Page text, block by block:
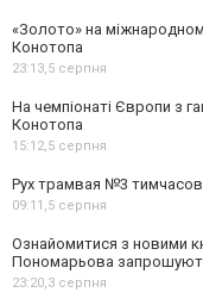
«Золото» на
Конотопа
23:13,5 серпня
На чемпіонаті Європи з
Конотопа
15:12,5 серпня
Рух трамвая №3
09:11,5 серпня
Ознайомитися з новими
Пономарьова
23:20,3 серпня